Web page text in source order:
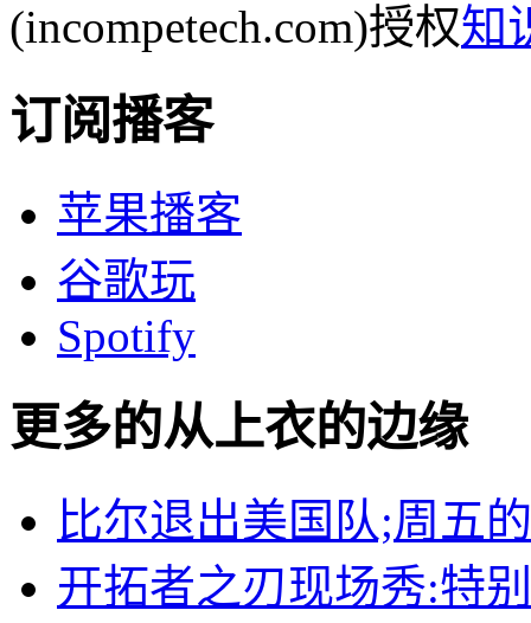
(incompetech.com)授权知
订阅播客
苹果播客
谷歌玩
Spotify
更多的从上衣的边缘
比尔退出美国队;周五
开拓者之刃现场秀:特